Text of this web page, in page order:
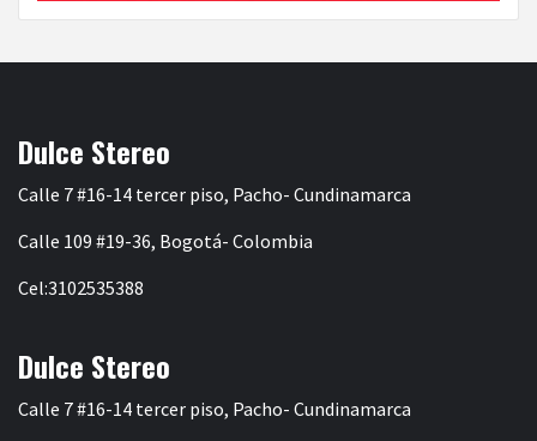
Dulce Stereo
Calle 7 #16-14 tercer piso, Pacho- Cundinamarca
Calle 109 #19-36, Bogotá- Colombia
Cel:3102535388
Dulce Stereo
Calle 7 #16-14 tercer piso, Pacho- Cundinamarca